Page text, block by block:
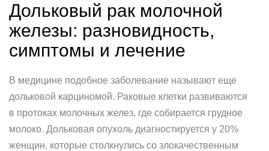
Дольковый рак молочной
железы: разновидность,
симптомы и лечение
В медицине подобное заболевание называют еще
дольковой карциномой. Раковые клетки развиваются
в протоках молочных желез, где собирается грудное
молоко. Дольковая опухоль диагностируется у 20%
женщин, которые столкнулись со злокачественным